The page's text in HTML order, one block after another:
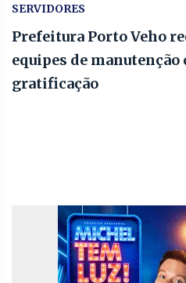
SERVIDORES
Prefeitura Porto Veho
equipes de manutenção
gratificação